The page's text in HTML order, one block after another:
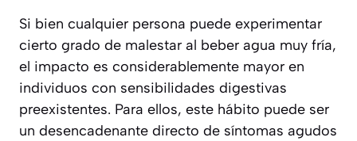
Si bien cualquier persona puede experimentar
cierto grado de malestar al beber agua muy fría,
el impacto es considerablemente mayor en
individuos con sensibilidades digestivas
preexistentes. Para ellos, este hábito puede ser
un desencadenante directo de síntomas agudos